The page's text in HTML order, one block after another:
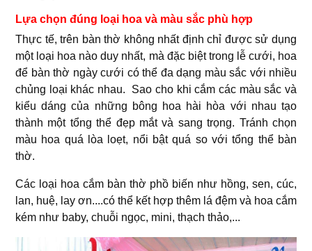
Lựa chọn đúng loại hoa và màu sắc phù hợp
Thực tế, trên bàn thờ không nhất định chỉ được sử dụng
một loại hoa nào duy nhất, mà đặc biệt trong lễ cưới, hoa
để bàn thờ ngày cưới có thể đa dạng màu sắc với nhiều
chủng loại khác nhau. Sao cho khi cắm các màu sắc và
kiểu dáng của những bông hoa hài hòa với nhau tạo
thành một tổng thể đẹp mắt và sang trọng. Tránh chọn
màu hoa quá lòa loẹt, nổi bật quá so với tổng thể bàn
thờ.
Các loại hoa cắm bàn thờ phồ biến như hồng, sen, cúc,
lan, huệ, lay ơn....có thể kết hợp thêm lá đệm và hoa cắm
kém như baby, chuỗi ngọc, mini, thạch thảo,...